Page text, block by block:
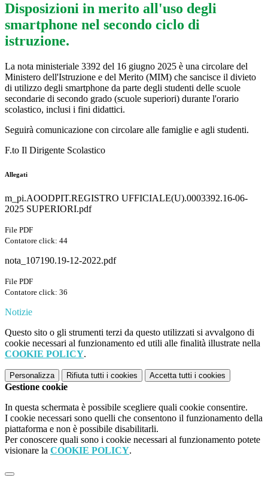
Disposizioni in merito all'uso degli
smartphone nel secondo ciclo di
istruzione.
La nota ministeriale 3392 del 16 giugno 2025 è una circolare del
Ministero dell'Istruzione e del Merito (MIM) che sancisce il divieto
di utilizzo degli smartphone da parte degli studenti delle scuole
secondarie di secondo grado (scuole superiori) durante l'orario
scolastico, inclusi i fini didattici.
Seguirà comunicazione con circolare alle famiglie e agli studenti.
F.to Il Dirigente Scolastico
Allegati
m_pi.AOODPIT.REGISTRO UFFICIALE(U).0003392.16-06-
2025 SUPERIORI.pdf
File PDF
Contatore click: 44
nota_107190.19-12-2022.pdf
File PDF
Contatore click: 36
Notizie
Questo sito o gli strumenti terzi da questo utilizzati si avvalgono di
cookie necessari al funzionamento ed utili alle finalità illustrate nella
COOKIE POLICY.
Personalizza Rifiuta tutti i cookies Accetta tutti i cookies
Gestione cookie
In questa schermata è possibile scegliere quali cookie consentire.
I cookie necessari sono quelli che consentono il funzionamento della
piattaforma e non è possibile disabilitarli.
Per conoscere quali sono i cookie necessari al funzionamento potete
visionare la COOKIE POLICY.